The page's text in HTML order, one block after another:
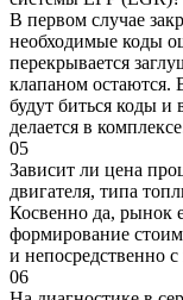
В первом случае
необходимые коды
перекрывается
клапаном остаются.
будут биться коды
делается в
05
Зависит ли цена
двигателя, типа
Косвенно да, рынок
формирование
и непосредственно
06